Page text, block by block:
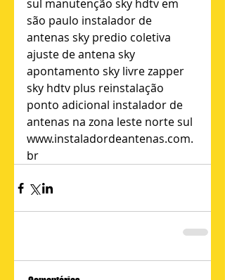
sul manutenção sky hdtv em
são paulo instalador de
antenas sky predio coletiva
ajuste de antena sky
apontamento sky livre zapper
sky hdtv plus reinstalação
ponto adicional instalador de
antenas na zona leste norte sul
www.instaladordeantenas.com.
br